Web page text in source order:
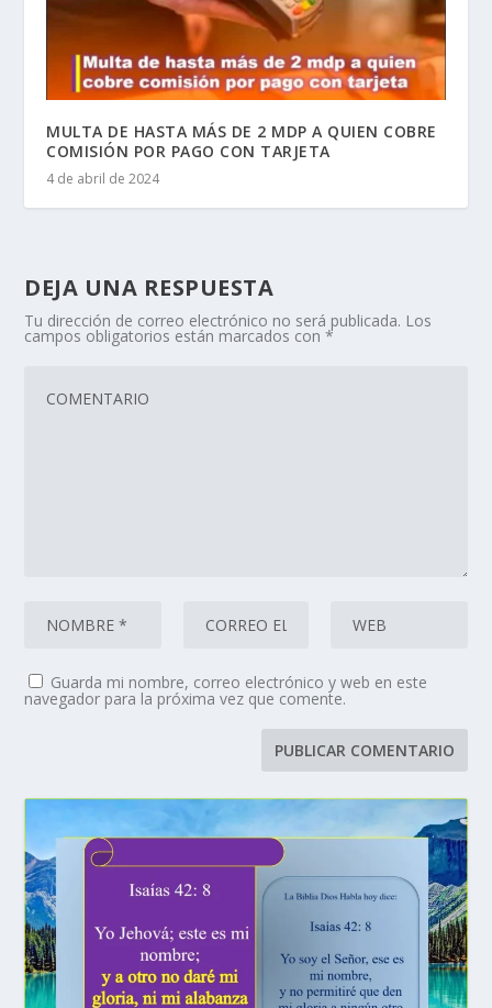
MULTA DE HASTA MÁS DE 2 MDP A QUIEN COBRE
COMISIÓN POR PAGO CON TARJETA
4 de abril de 2024
DEJA UNA RESPUESTA
Tu dirección de correo electrónico no será publicada. Los
campos obligatorios están marcados con*
Guarda mi nombre, correo electrónico y web en este
navegador para la próxima vez que comente.